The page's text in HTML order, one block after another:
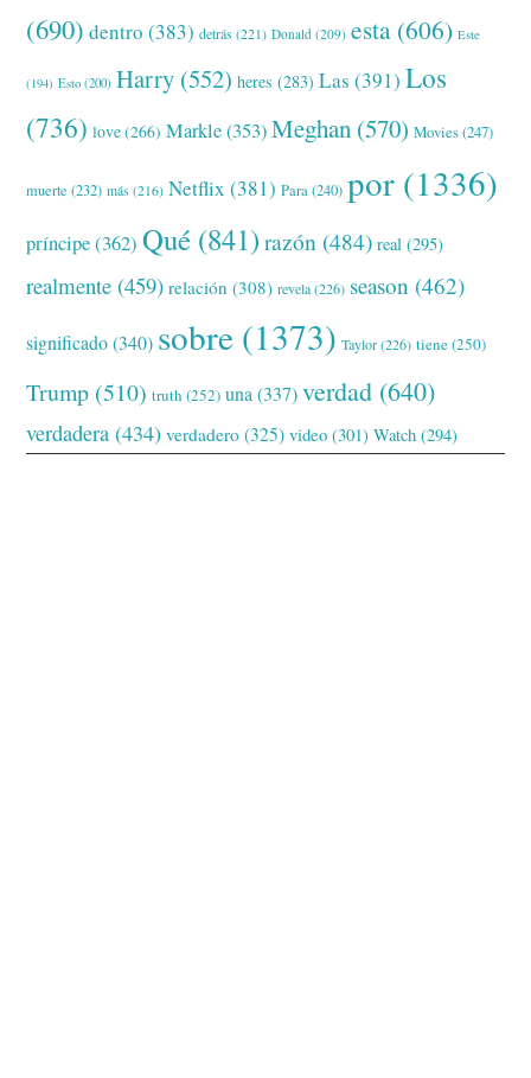
(690) dentro (383) detrás (221) Donald (209) esta (606) Este
(194) Esto (200) Harry (552) heres (283) Las (391) Los
(736) love(266) Markle(353) Meghan (570) Movies(247)
muerte (232) más (216) Netflix (381) Para(240) por (1336)
príncipe(362) Qué (841) razón (484) real (295)
realmente (459) relación (308) revela(226) season (462)
significado(340) sobre (1373) Taylor(226) tiene(250)
Trump (510) truth (252) una (337) verdad (640)
verdadera (434) verdadero (325) video (301) Watch (294)